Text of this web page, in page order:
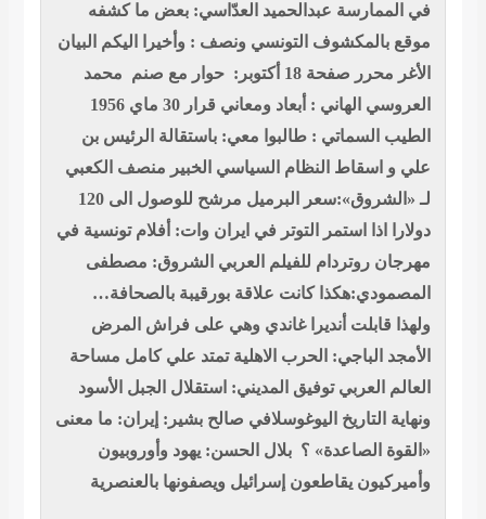
في الممارسة عبدالحميد العدّاسي: بعض ما كشفه
موقع بالمكشوف التونسي ونصف : وأخيرا اليكم البيان
الأغر محرر صفحة 18 أكتوبر: حوار مع صنم
محمد
العروسي الهاني : أبعاد ومعاني قرار 30 ماي 1956
الطيب السماتي : طالبوا معي: باستقالة الرئيس بن
علي و اسقاط النظام السياسي الخبير منصف الكعبي
لـ «الشروق»:سعر البرميل مرشح للوصول الى 120
دولارا اذا استمر التوتر في ايران وات: أفلام تونسية في
مهرجان روتردام للفيلم العربي الشروق: مصطفى
المصمودي:هكذا كانت علاقة بورقيبة بالصحافة…
ولهذا قابلت أنديرا غاندي وهي على فراش المرض
الأمجد الباجي: الحرب الاهلية تمتد علي كامل مساحة
العالم العربي توفيق المديني: استقلال الجبل الأسود
ونهاية التاريخ اليوغوسلافي صالح بشير: إيران: ما معنى
«القوة الصاعدة» ؟ بلال الحسن: يهود وأوروبيون
وأميركيون يقاطعون إسرائيل ويصفونها بالعنصرية